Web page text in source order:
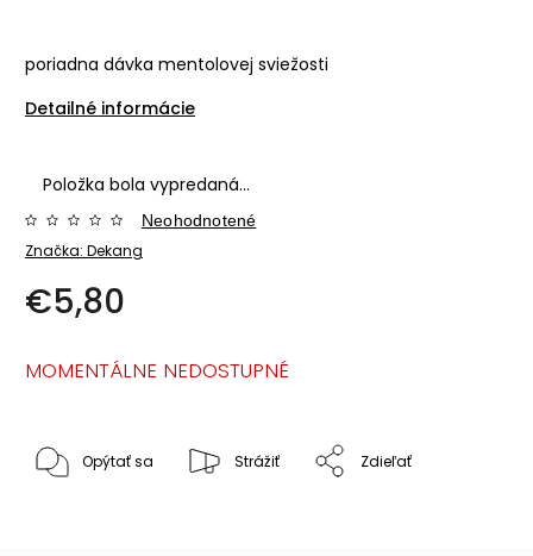
poriadna dávka mentolovej sviežosti
Detailné informácie
Položka bola vypredaná…
Značka: Dekang
Neohodnotené
€5,80
MOMENTÁLNE NEDOSTUPNÉ
Opýtať sa Strážiť Zdieľať